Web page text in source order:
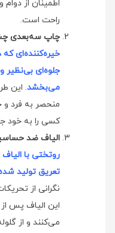
اطمینان از دوام
راحت است.
چاپ سه‌بعدی
خیره‌کننده‌ای که
جلوه‌ای بی‌نظیر
می‌بخشد. این
منحصر به فرد و
کسی را به خود
الیاف ضد
تعریق تولید
نگرانی از
این الیاف پس
می‌کنند و از